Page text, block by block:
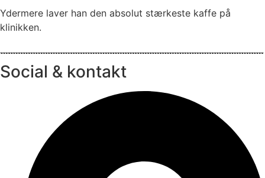
Ydermere laver han den absolut stærkeste kaffe på
klinikken.
Social & kontakt